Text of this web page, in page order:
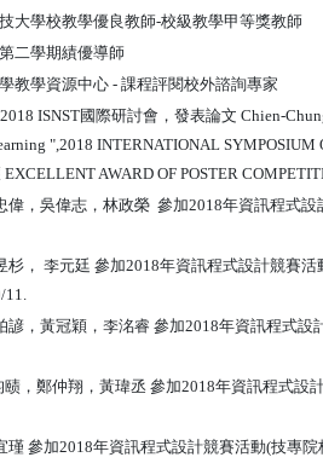
大學校教學優良教師-校級教學甲等獎教師
二學期績優導師
教學資源中心 - 課程評閱校外諮詢專家
ISNST國際研討會，發表論文 Chien-
",2018 INTERNATIONAL
EXCELLENT AWARD OF POSTER
偉，吳偉志，林政榮 參加2018年資訊程式
杉， 李元廷 參加2018年資訊程式設計競賽活
11.
諺，黃冠穎，李洺睿 參加2018年資訊程式
，鄭仲翔，黃瑋丞 參加2018年資訊程式
瑾 參加2018年資訊程式設計競賽活動(技專